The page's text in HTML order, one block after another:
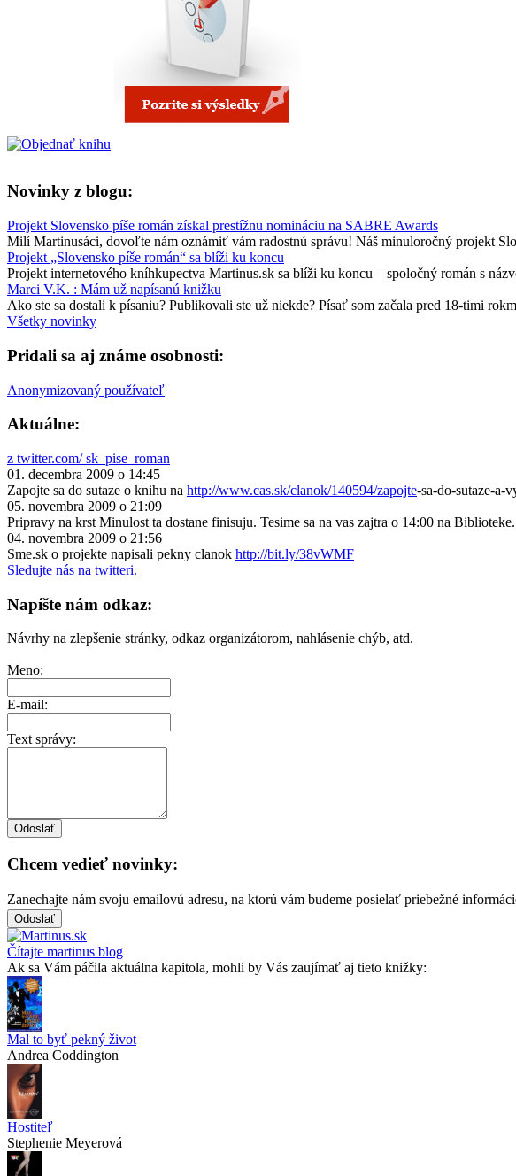
Novinky z blogu:
Projekt Slovensko píše román získal prestížnu nomináciu na SABRE Awards
Milí Martinusáci, dovoľte nám oznámiť vám radostnú správu! Náš minuloročný projekt
Projekt „Slovensko píše román“ sa blíži ku koncu
Projekt internetového kníhkupectva Martinus.sk sa blíži ku koncu – spoločný román s
Marci V.K. : Mám už napísanú knižku
Ako ste sa dostali k písaniu? Publikovali ste už niekde? Písať som začala pred 18-timi
Všetky novinky
Pridali sa aj známe osobnosti:
Anonymizovaný používateľ
Aktuálne:
z twitter.com/ sk_pise_roman
01. decembra 2009 o 14:45
Zapojte sa do sutaze o knihu na http://www.cas.sk/clanok/140594/zapojte-sa-do-sutaze-a-
05. novembra 2009 o 21:09
Pripravy na krst Minulost ta dostane finisuju. Tesime sa na vas zajtra o 14:00 na Biblioteke.
04. novembra 2009 o 21:56
Sme.sk o projekte napisali pekny clanok http://bit.ly/38vWMF
Sledujte nás na twitteri.
Napíšte nám odkaz:
Návrhy na zlepšenie stránky, odkaz organizátorom, nahlásenie chýb, atd.
Meno:
E-mail:
Text správy:
Chcem vedieť novinky:
Zanechajte nám svoju emailovú adresu, na ktorú vám budeme posielať priebežné
Čítajte martinus blog
Ak sa Vám páčila aktuálna kapitola, mohli by Vás zaujímať aj tieto knižky:
Mal to byť pekný život
Andrea Coddington
Hostiteľ
Stephenie Meyerová